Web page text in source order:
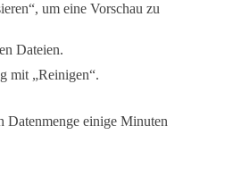
um eine Vorschau zu
Dateien.
mit „Reinigen“.
Datenmenge einige Minuten